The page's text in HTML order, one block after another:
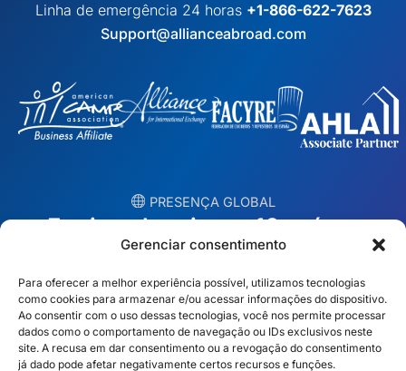
Gerenciar consentimento
Para oferecer a melhor experiência possível, utilizamos tecnologias
como cookies para armazenar e/ou acessar informações do dispositivo.
Ao consentir com o uso dessas tecnologias, você nos permite processar
dados como o comportamento de navegação ou IDs exclusivos neste
site. A recusa em dar consentimento ou a revogação do consentimento
já dado pode afetar negativamente certos recursos e funções.
Linha de emergência 24 horas +1-866-622-7623
Support@allianceabroad.com
︎ PRESENÇA GLOBAL
Equipes locais em 10 países
EUA
Dubai
México
Irlanda
Polônia
Austrália